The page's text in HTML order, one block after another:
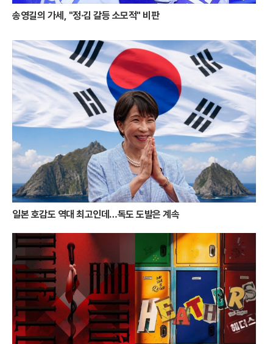
빛 조명을 내뿜으며 바다 위에 환상적인 빛의 길을 만들어낸다. 다리 위를
거닐며 감상하는 항구의 야경은 여행자들에게 잊지 못할 낭만을 선사한다.
불어넣고 있다. 야간 경관이 화려해지면서 강구안 주변 상권은 밤늦게까지
활기를 띠고 있으며, 체류형 관광객의 비중도 눈에 띄게 증가했다. 통영시
는 이러한 성과를 바탕으로 야간 관광 특화 도시로서의 브랜드를 더욱 공
고히 할 계획이다. 자연이 주는 선물인 낙조와 인간이 빚어낸 빛의 예술인
야경이 조화를 이루며 통영은 명실상부한 '빛의 도시'로 자리매김했다.달아
공원에서 시작된 붉은 감동은 강구안의 화려한 조명으로 이어지며 통영 여
행의 대미를 장식한다. 낮보다 아름다운 밤을 선사하는 통영의 변신은 올
여름 휴가객들에게 완벽한 힐링의 시간을 제공하고 있다. 붉게 물든 바다
와 무지갯빛 항구를 동시에 만끽할 수 있는 통영의 빛의 이중주는, 일상을
떠나온 이들에게 가장 화려하고도 따뜻한 위로가 되어줄 것이다.
송영길의 가세, "정·김 갈등 소모적" 비판
일본 호감도 역대 최고인데…독도 도발은 계속